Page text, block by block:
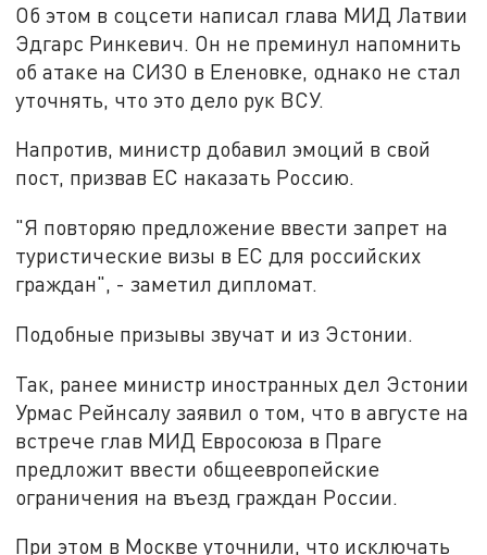
Об этом в соцсети написал глава МИД Латвии
Эдгарс Ринкевич. Он не преминул напомнить
об атаке на СИЗО в Еленовке, однако не стал
уточнять, что это дело рук ВСУ.
Напротив, министр добавил эмоций в свой
пост, призвав ЕС наказать Россию.
"Я повторяю предложение ввести запрет на
туристические визы в ЕС для российских
граждан", - заметил дипломат.
Подобные призывы звучат и из Эстонии.
Так, ранее министр иностранных дел Эстонии
Урмас Рейнсалу заявил о том, что в августе на
встрече глав МИД Евросоюза в Праге
предложит ввести общеевропейские
ограничения на въезд граждан России.
При этом в Москве уточнили, что исключать